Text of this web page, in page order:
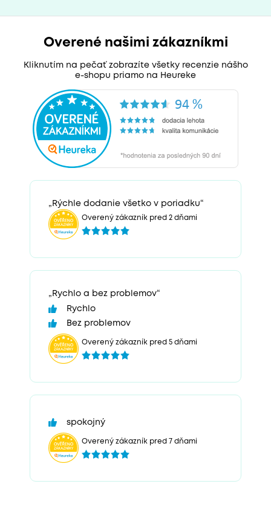
Overené našimi zákazníkmi
Kliknutím na pečať zobrazíte všetky recenzie nášho
e-shopu priamo na Heureke
„Rýchle dodanie všetko v poriadku“
Overený zákazník pred 2 dňami
„Rychlo a bez problemov“
Rychlo
Bez problemov
Overený zákazník pred 5 dňami
spokojný
Overený zákazník pred 7 dňami